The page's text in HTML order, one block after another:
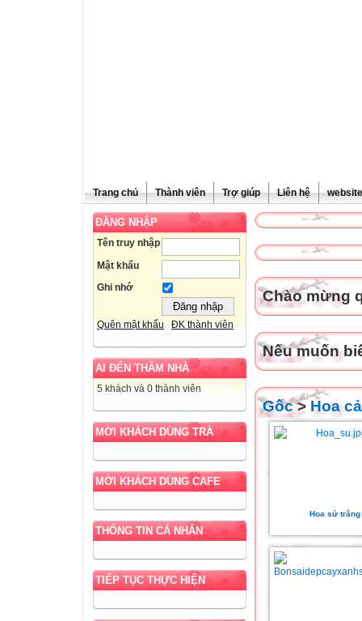
Trang chủ Thành viên Trợ giúp Liên hệ
ĐĂNG NHẬP
Tên truy nhập
Mật khẩu
Ghi nhớ
Quên mật khẩu ĐK thành viên
AI ĐẾN THĂM NHÀ
5 khách và 0 thành viên
MỜI KHÁCH DÙNG TRÀ
MỜI KHÁCH DÙNG CAFE
THÔNG TIN CÁ NHÂN
TIẾP TỤC THỰC HIỆN
Chào mừng
Nếu muốn
Gốc> Hoa
Hoa sứ trắng